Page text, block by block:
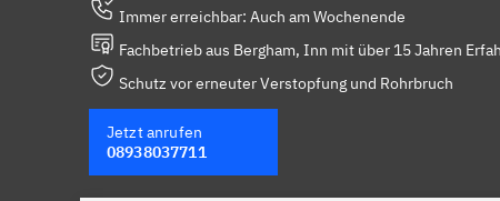
Immer erreichbar: Auch am Wochenende
Fachbetrieb aus Bergham, Inn mit über 15 Jahren
Schutz vor erneuter Verstopfung und Rohrbruch
Jetzt anrufen
08938037711